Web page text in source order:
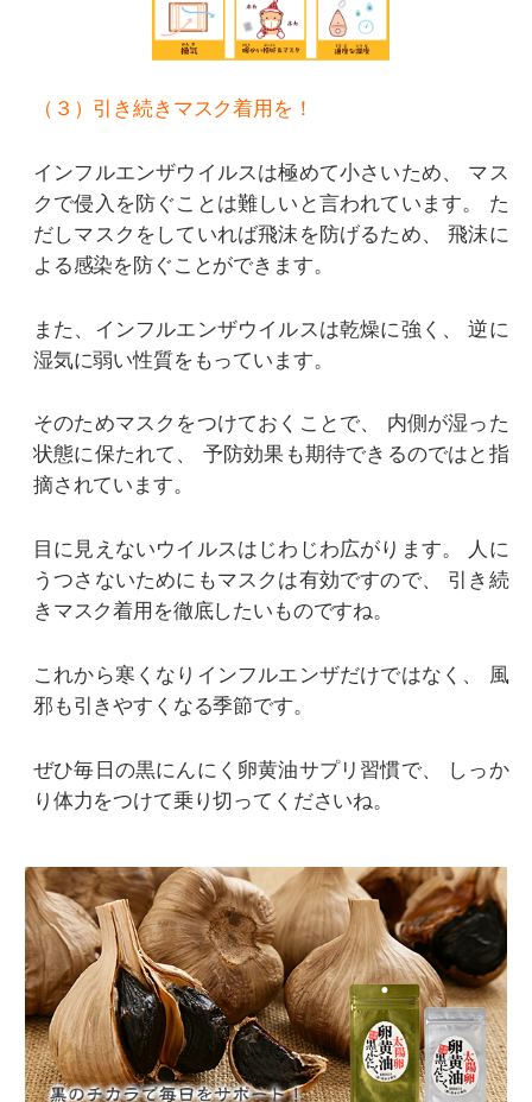
（３）引き続きマスク着用を！
インフルエンザウイルスは極めて小さいため、
マス
クで侵入を防ぐことは難しいと言われています。
た
だしマスクをしていれば飛沫を防げるため、
飛沫に
よる感染を防ぐことができます。
また、インフルエンザウイルスは乾燥に強く、
逆に
湿気に弱い性質をもっています。
そのためマスクをつけておくことで、
内側が湿った
状態に保たれて、
予防効果も期待できるのではと指
摘されています。
目に見えないウイルスはじわじわ広がります。
人に
うつさないためにもマスクは有効ですので、
引き続
きマスク着用を徹底したいものですね。
これから寒くなりインフルエンザだけではなく、
風
邪も引きやすくなる季節です。
ぜひ毎日の黒にんにく卵黄油サプリ習慣で、
しっか
り体力をつけて乗り切ってくださいね。